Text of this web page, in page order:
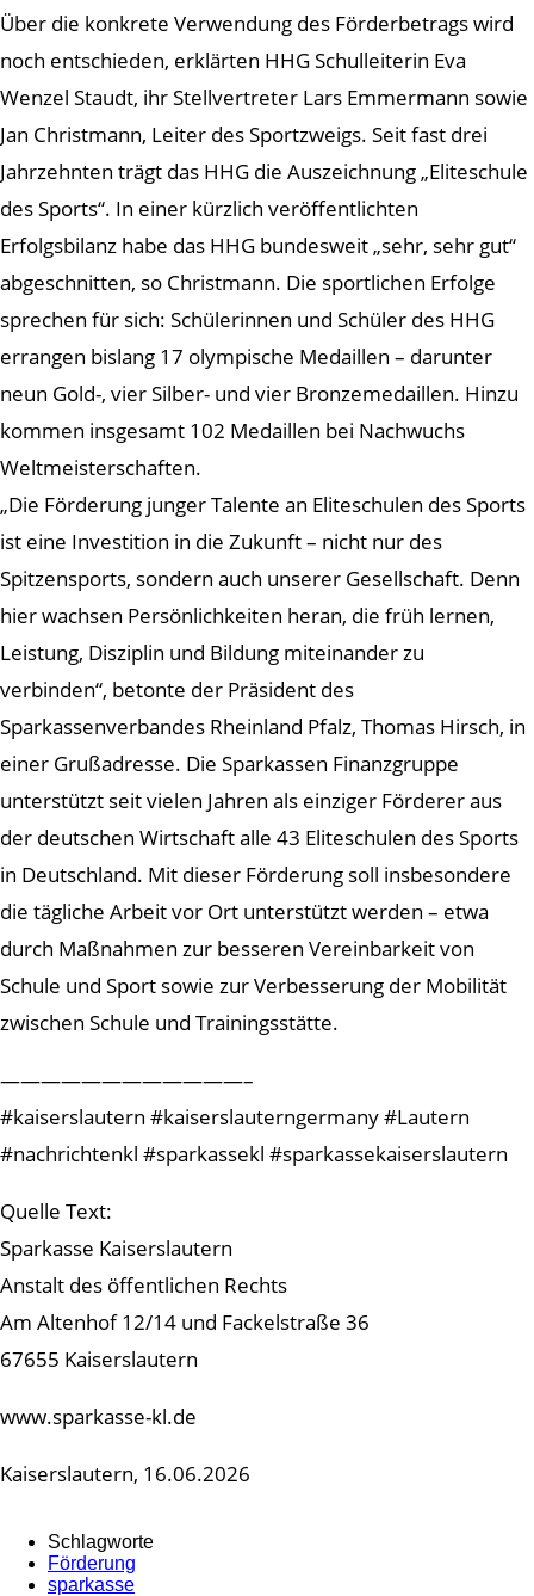
Über die konkrete Verwendung des Förderbetrags wird
noch entschieden, erklärten HHG Schulleiterin Eva
Wenzel Staudt, ihr Stellvertreter Lars Emmermann sowie
Jan Christmann, Leiter des Sportzweigs. Seit fast drei
Jahrzehnten trägt das HHG die Auszeichnung „Eliteschule
des Sports“. In einer kürzlich veröffentlichten
Erfolgsbilanz habe das HHG bundesweit „sehr, sehr gut“
abgeschnitten, so Christmann. Die sportlichen Erfolge
sprechen für sich: Schülerinnen und Schüler des HHG
errangen bislang 17 olympische Medaillen – darunter
neun Gold-, vier Silber- und vier Bronzemedaillen. Hinzu
kommen insgesamt 102 Medaillen bei Nachwuchs
Weltmeisterschaften.
„Die Förderung junger Talente an Eliteschulen des Sports
ist eine Investition in die Zukunft – nicht nur des
Spitzensports, sondern auch unserer Gesellschaft. Denn
hier wachsen Persönlichkeiten heran, die früh lernen,
Leistung, Disziplin und Bildung miteinander zu
verbinden“, betonte der Präsident des
Sparkassenverbandes Rheinland Pfalz, Thomas Hirsch, in
einer Grußadresse. Die Sparkassen Finanzgruppe
unterstützt seit vielen Jahren als einziger Förderer aus
der deutschen Wirtschaft alle 43 Eliteschulen des Sports
in Deutschland. Mit dieser Förderung soll insbesondere
die tägliche Arbeit vor Ort unterstützt werden – etwa
durch Maßnahmen zur besseren Vereinbarkeit von
Schule und Sport sowie zur Verbesserung der Mobilität
zwischen Schule und Trainingsstätte.
————————————–
#kaiserslautern #kaiserslauterngermany #Lautern
#nachrichtenkl #sparkassekl #sparkassekaiserslautern
Quelle Text:
Sparkasse Kaiserslautern
Anstalt des öffentlichen Rechts
Am Altenhof 12/14 und Fackelstraße 36
67655 Kaiserslautern
www.sparkasse-kl.de
Kaiserslautern, 16.06.2026
Schlagworte
Förderung
sparkasse